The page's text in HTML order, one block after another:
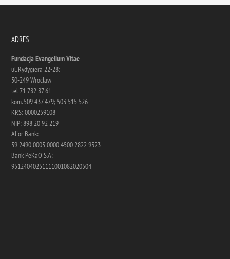
ADRES
Fundacja Evangelium Vitae
ul. Rydygiera 22-28;
50-249 Wrocław
tel 71 782 87 61
kom. 509 437 479; 503 515 526
KRS: 0000259108
NIP: 898 20 92 219
Alior Bank:
59 2490 0005 0000 4500 2822 9323
Bank PeKaO S.A:
95124040251111001082020504